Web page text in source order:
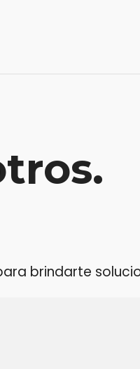
brindarte